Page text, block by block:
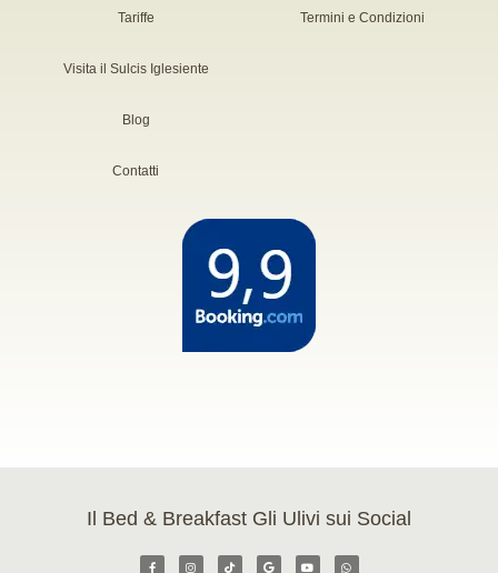
Tariffe
Visita il Sulcis Iglesiente
Blog
Contatti
Termini e Condizioni
Il Bed & Breakfast Gli Ulivi sui Social
F
a
I
n
T
i
G
o
Y
o
W
h